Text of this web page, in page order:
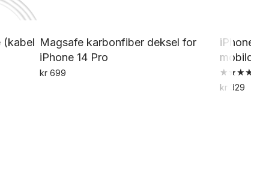
(kabel Magsafe karbonfiber deksel for
iPhone 14 Pro
kr699
iPhone
Vurdert
4.00
kr 329